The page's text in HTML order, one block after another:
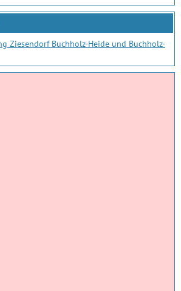
Ziesendorf Buchholz-Heide und Buchholz-